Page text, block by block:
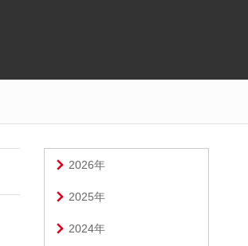
2026年
2025年
2024年